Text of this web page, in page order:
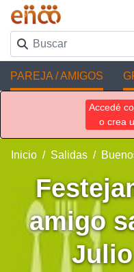
PAREJA / AMIGOS
Accedé
o crea
Inicio Salidas
amigo